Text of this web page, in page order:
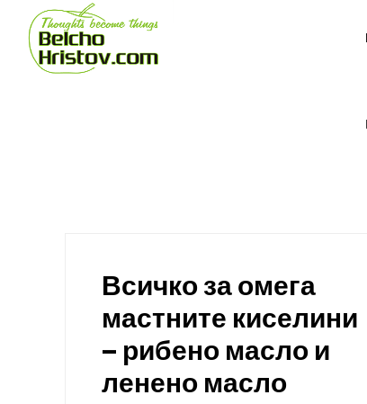
Всичко за омега
мастните киселини
– рибено масло и
ленено масло